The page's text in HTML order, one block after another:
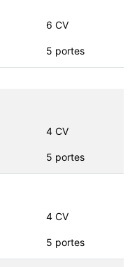
6 CV
5 portes
4 CV
5 portes
4 CV
5 portes